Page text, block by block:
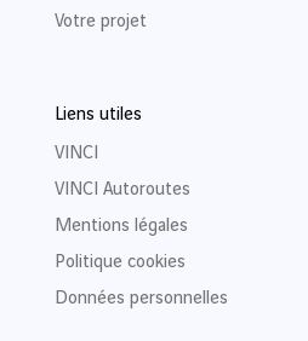
Votre projet
Liens utiles
VINCI
VINCI Autoroutes
Mentions légales
Politique cookies
Données personnelles